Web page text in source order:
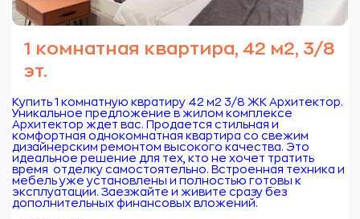
1 комнатная квартира, 42 м2, 3/8
эт.
Купить 1 комнатную квратиру 42 м2 3/8 ЖК Архитектор.
Уникальное предложение в жилом комплексе
Архитектор ждет вас. Продается стильная и
комфортная однокомнатная квартира со свежим
дизайнерским ремонтом высокого качества. Это
идеальное решение для тех, кто не хочет тратить
время отделку самостоятельно. Встроенная техника и
мебель уже установлены и полностью готовы к
эксплуатации. Заезжайте и живите сразу без
дополнительных финансовых вложений.